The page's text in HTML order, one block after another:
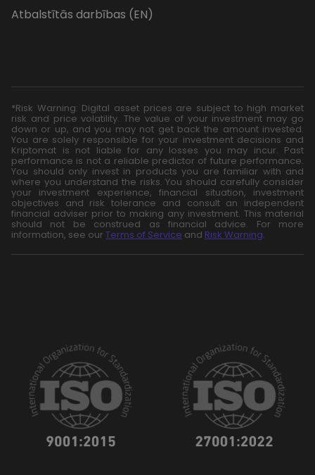
Atbalstītās darbības (EN)
*Risk Warning: Digital asset prices are subject to high market
risk and price volatility. The value of your investment may go
down or up, and you may not get back the amount invested.
You are solely responsible for your investment decisions and
Kriptomat is not liable for any losses you may incur. Past
performance is not a reliable predictor of future performance.
You should only invest in products you are familiar with and
where you understand the risks. You should carefully consider
your investment experience, financial situation, investment
objectives and risk tolerance and consult an independent
financial adviser prior to making any investment. This material
should not be construed as financial advice. For more
information, see our Terms of Service and Risk Warning.